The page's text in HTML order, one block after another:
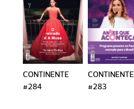
CONTINENTE
#284
CONTINENTE
#283